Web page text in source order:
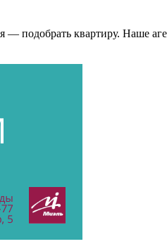
— подобрать квартиру. Наше